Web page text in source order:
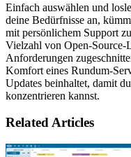
Einfach auswählen und
deine Bedürfnisse an,
mit persönlichem Support
Vielzahl von Open-Source-
Anforderungen
Komfort eines Rundum-
Updates beinhaltet, damit
konzentrieren kannst.
Related Articles